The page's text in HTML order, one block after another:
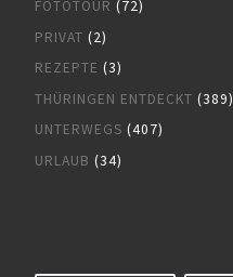
FOTOTOUR (72)
PRIVAT (2)
REZEPTE (3)
THÜRINGEN ENTDECKT (389)
UNTERWEGS (407)
URLAUB (34)